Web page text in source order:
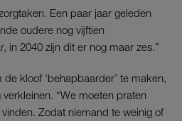
Een paar jaar geleden
oudere nog vijftien
in 2040 zijn dit er nog maar zes.”
kloof ‘behapbaarder’ te maken,
“We moeten praten
vinden. Zodat niemand te weinig of